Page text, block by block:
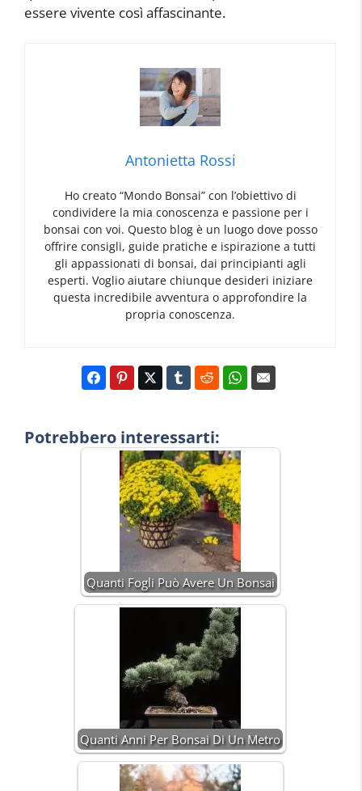
essere vivente così affascinante.
Antonietta Rossi
Ho creato “Mondo Bonsai” con l’obiettivo di
condividere la mia conoscenza e passione per i
bonsai con voi. Questo blog è un luogo dove posso
offrire consigli, guide pratiche e ispirazione a tutti
gli appassionati di bonsai, dai principianti agli
esperti. Voglio aiutare chiunque desideri iniziare
questa incredibile avventura o approfondire la
propria conoscenza.
Potrebbero interessarti:
Quanti Fogli Può Avere Un Bonsai
Quanti Anni Per Bonsai Di Un Metro